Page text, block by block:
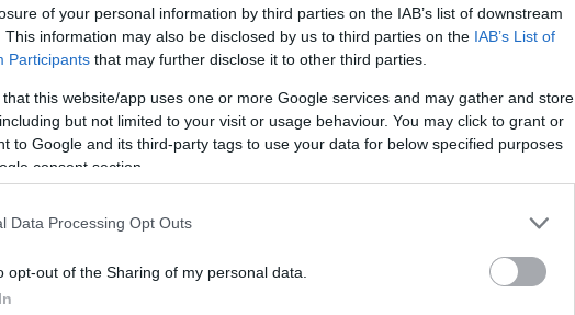
of your personal information by third parties on the IAB’s list of downstream
This information may also be disclosed by us to third parties on the IAB’s List of
Participants that may further disclose it to other third parties.
that this website/app uses one or more Google services and may gather and store
but not limited to your visit or usage behaviour. You may click to grant or
to Google and its third-party tags to use your data for below specified purposes
consent section.
Data Processing Opt Outs
opt-out of the Sharing of my personal data.
Χωνάκι ή κυπελλάκι; Σε αυτά τα 5
παγωτατζίδικα της Αθήνας η απάντηση
είναι…και τα δύο!
βλέπεις σε κάθε παραλία φέτος!